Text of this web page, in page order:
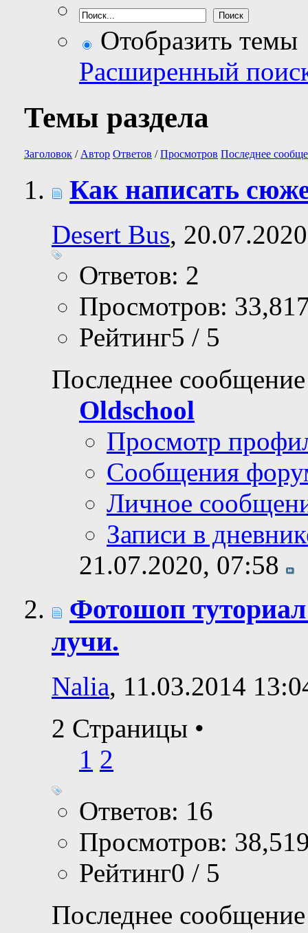
Отобразить темы
Расширенный
Темы раздела
Заголовок / Автор Ответов /Просмотров Последнее
Как написать
Desert Bus,
Ответов: 2
Просмотров:
Рейтинг5 / 5
Последнее
Oldschool
Просмотр
Сообщения
Личное
Записи в
21.07.2020, 07:58
Фотошоп
лучи.
Nalia, 11.03.2014
2 Страницы •
1 2
Ответов: 16
Просмотров:
Рейтинг0 / 5
Последнее